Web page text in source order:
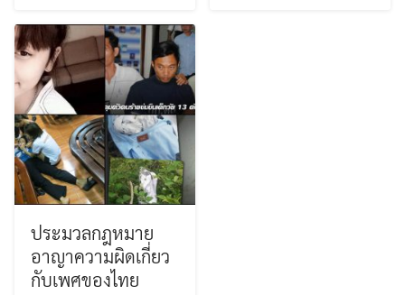
Search
for:
ประมวลกฎหมาย
อาญาความผิดเกี่ยว
กับเพศของไทย